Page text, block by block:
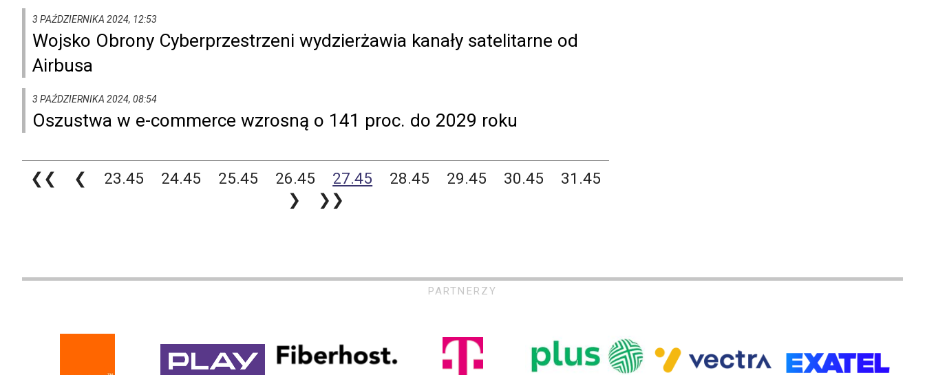
3 PAŹDZIERNIKA 2024, 12:53
Wojsko Obrony Cyberprzestrzeni wydzierżawia kanały satelitarne od
Airbusa
3 PAŹDZIERNIKA 2024, 08:54
Oszustwa w e-commerce wzrosną o 141 proc. do 2029 roku
❮❮ ❮ 23.45 24.45 25.45 26.45 27.45 28.45 29.45 30.45
31.45
❯
❯❯
PARTNERZY